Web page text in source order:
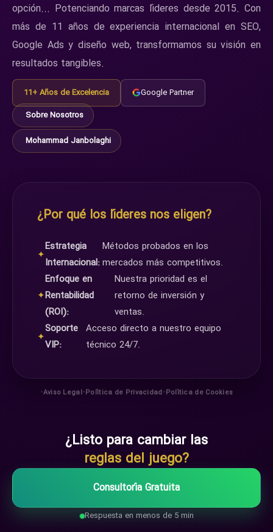
opción... Potenciando marcas líderes desde 2015. Con
más de 11 años de experiencia internacional en SEO,
Google Ads y diseño web, transformamos su visión en
resultados tangibles.
11+ Años de Excelencia
Google Partner
Sobre Nosotros
Mohammad Janbolaghi
¿Por qué los líderes nos eligen?
✦
Estrategia
Internacional:
Métodos probados en los
mercados más competitivos.
✦
Enfoque en
Rentabilidad
(ROI):
Nuestra prioridad es el
retorno de inversión y
ventas.
✦
Soporte
VIP:
Acceso directo a nuestro equipo
técnico 24/7.
•Aviso Legal•Política de Privacidad•Política de Cookies
¿Listo para cambiar las
reglas del juego?
Consultoría Gratuita
Respuesta en menos de 5 min